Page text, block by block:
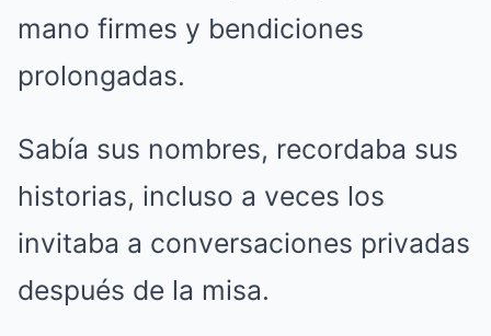
mano firmes y bendiciones
prolongadas.
Sabía sus nombres, recordaba sus
historias, incluso a veces los
invitaba a conversaciones privadas
después de la misa.